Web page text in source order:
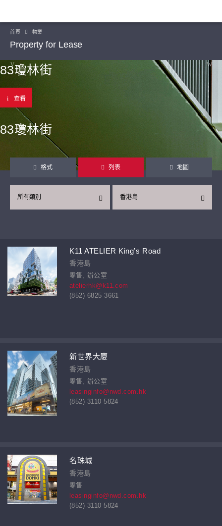
首頁 物業
Property for Lease
83瓊林街
查看
83瓊林街
格式 列表 地圖
香港島
所有類別
K11 ATELIER King’s Road
香港島
零售, 辦公室
atelierhk@k11.com
(852) 6825 3661
新世界大廈
香港島
零售, 辦公室
leasinginfo@nwd.com.hk
(852) 3110 5824
名珠城
香港島
零售
leasinginfo@nwd.com.hk
(852) 3110 5824